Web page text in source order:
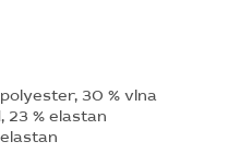
polyester, 30 % vlna
23 % elastan